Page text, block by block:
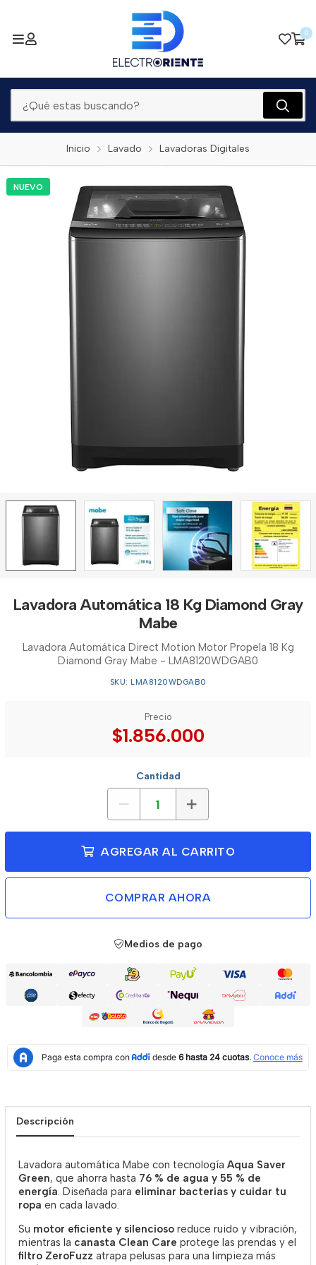
0
Inicio Lavado Lavadoras Digitales
NUEVO
Lavadora Automática 18 Kg Diamond Gray
Mabe
Lavadora Automática Direct Motion Motor Propela 18 Kg
Diamond Gray Mabe - LMA8120WDGAB0
SKU: LMA8120WDGAB0
Precio
$1.856.000
Cantidad
AGREGAR AL CARRITO
COMPRAR AHORA
Medios de pago
Descripción
Lavadora automática Mabe con tecnología Aqua Saver
Green, que ahorra hasta 76 % de agua y 55 % de
energía. Diseñada para eliminar bacterias y cuidar tu
ropa en cada lavado.
Su motor eficiente y silencioso reduce ruido y vibración,
mientras la canasta Clean Care protege las prendas y el
filtro ZeroFuzz atrapa pelusas para una limpieza más